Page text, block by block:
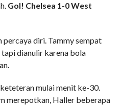
Gol! Chelsea 1-0 West
percaya diri. Tammy sempat
dianulir karena bola
mulai menit ke-30.
merepotkan, Haller beberapa